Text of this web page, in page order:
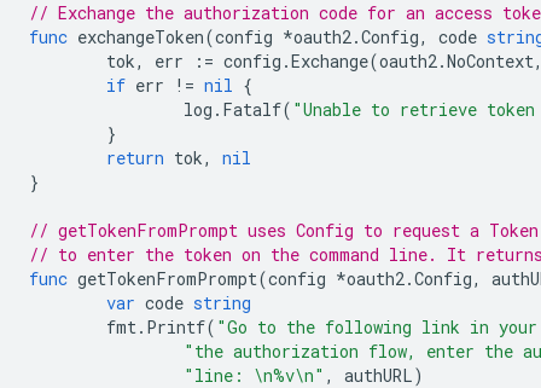
// Exchange the authorization code for an access
func exchangeToken(config *oauth2.Config, code
tok, err := config .Exchange(oauth2.NoContext
if err != nil {
log . Fatalf( "Unable to retrieve token
}
return tok,
nil
}
// getTokenFromPrompt uses Config to request a
// to enter the token on the command line. It
func getTokenFromPrompt(config *oauth2.Config,
var code string
fmt. Printf( "Go to the following link in
"the authorization flow, enter the
"line: \n%v\n" , authURL)